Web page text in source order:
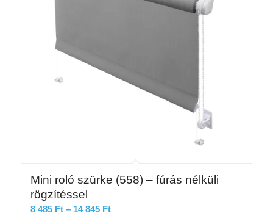
Mini roló szürke (558) – fúrás nélküli
rögzítéssel
8 485 Ft – 14 845 FtÁrtartomány: